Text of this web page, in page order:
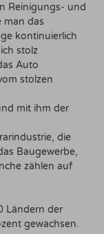
Reinigungs- und
man das
kontinuierlich
stolz
Auto
stolzen
mit ihm der
die
Baugewerbe,
zählen auf
Ländern der
gewachsen.